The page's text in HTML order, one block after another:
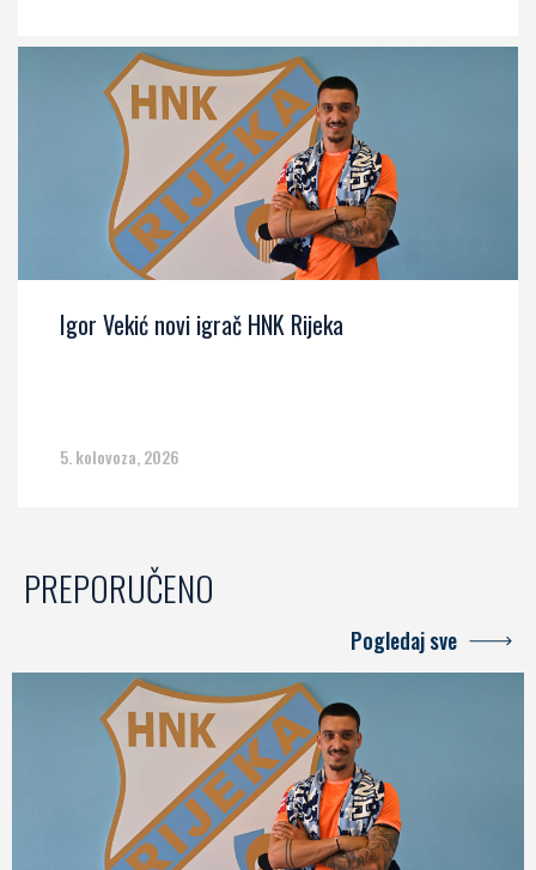
Igor Vekić novi igrač HNK Rijeka
5. kolovoza, 2026
PREPORUČENO
Pogledaj sve